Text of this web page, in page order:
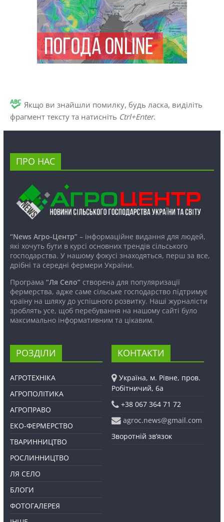
Якщо ви знайшли помилку, будь ласка, виділіть
фрагмент тексту та натисніть Ctrl+Enter.
ПРО НАС
“News Агро-Центр”– інформаційне видання для людей,
які хочуть бути в курсі основних трендів сільського
господарства. У нашому фокусі знаходяться, перш за все,
дрібні та середні фермери України.
Програма “Ля Село”створена для популяризації
фермерства, адже саме сільське господарство підтримує
країну на шляху до успішного розвитку. Наші журналісти
зроблять усе, щоб перебування на нашому сайті було
максимально інформативним та цікавим.
РОЗДІЛИ
АГРОТЕХНІКА
АГРОПОЛІТИКА
АГРОПРАВО
ЕКО-ФЕРМЕРСТВО
ТВАРИННИЦТВО
РОСЛИННИЦТВО
ЛЯ СЕЛО
БЛОГИ
ФОТОГАЛЕРЕЯ
КОНТАКТИ
Україна, м. Рівне, пров.
Робітничий, 6а
+38 067 364 71 72
agroc.news@gmail.com
Зворотній зв’язок